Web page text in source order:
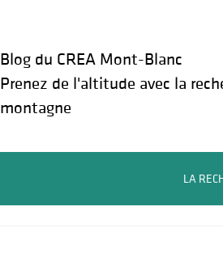
Blog du CREA Mont-Blanc
Prenez de l'altitude avec la
montagne
LA